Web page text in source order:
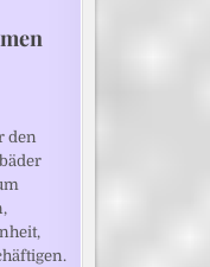
den